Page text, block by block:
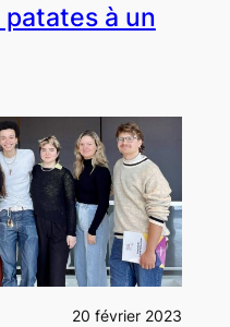
patates à un
20 février 2023